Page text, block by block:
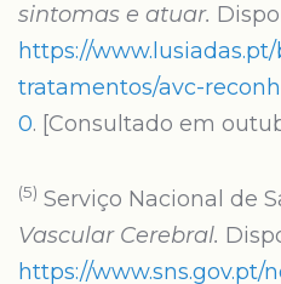
sintomas e atuar.
https://
tratamentos/avc-
0. [Consultado em
(5) Serviço Nacional de
Vascular Cerebral.
https://www.sns.gov.pt/